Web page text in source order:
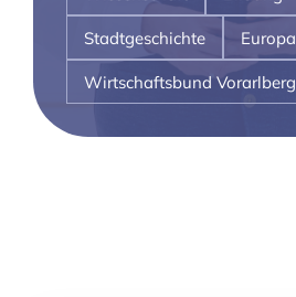
Stadtgeschichte Europa
Wirtschaftsbund Vorarlberg